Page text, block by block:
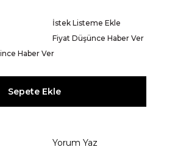
İstek Listeme Ekle
Fiyat Düşünce Haber Ver
Haber Ver
Yorum Yaz